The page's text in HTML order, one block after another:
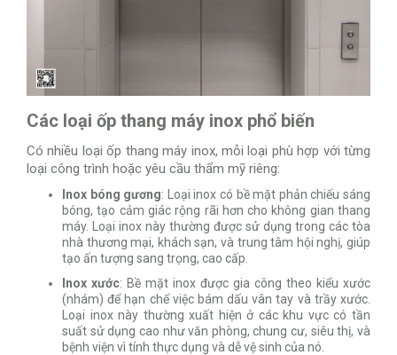
Các loại ốp thang máy inox phổ biến
Có nhiều loại ốp thang máy inox, mỗi loại phù hợp với từng
loại công trình hoặc yêu cầu thẩm mỹ riêng:
Inox bóng gương: Loại inox có bề mặt phản chiếu sáng
bóng, tạo cảm giác rộng rãi hơn cho không gian thang
máy. Loại inox này thường được sử dụng trong các tòa
nhà thương mại, khách sạn, và trung tâm hội nghị, giúp
tạo ấn tượng sang trọng, cao cấp.
Inox xước: Bề mặt inox được gia công theo kiểu xước
(nhám) để hạn chế việc bám dấu vân tay và trầy xước.
Loại inox này thường xuất hiện ở các khu vực có tần
suất sử dụng cao như văn phòng, chung cư, siêu thị, và
bệnh viện vì tính thực dụng và dễ vệ sinh của nó.